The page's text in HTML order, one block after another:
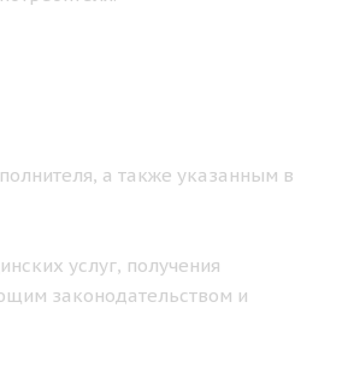
а также указанным в
услуг, получения
законодательством и